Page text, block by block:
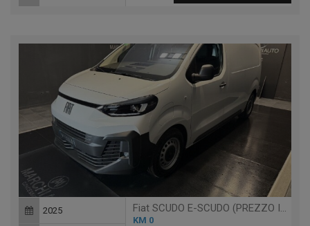
Fiat SCUDO E-SCUDO (PREZZO IVA ESCL.) BEV L2H1 BATTERIA 75KW
KM 0
2025